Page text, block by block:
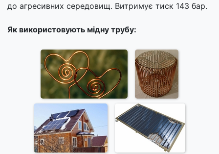
до агресивних середовищ. Витримує тиск 143 бар.
Як використовують мідну трубу: